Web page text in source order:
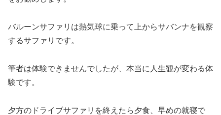
バルーンサファリは熱気球に乗って上からサバンナを観察
するサファリです。
筆者は体験できませんでしたが、本当に人生観が変わる体
験です。
夕方のドライブサファリを終えたら夕食、早めの就寝で